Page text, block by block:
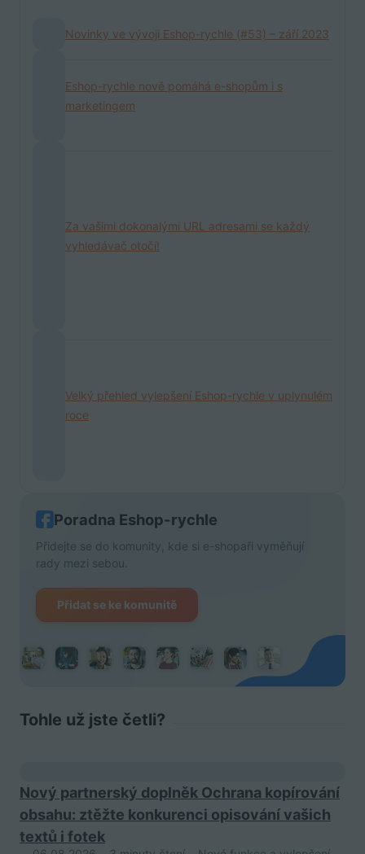
Novinky ve vývoji Eshop-rychle (#53) – září 2023
Eshop-rychle nově pomáhá e-shopům i s
marketingem
Za vašimi dokonalými URL adresami se každý
vyhledávač otočí!
Velký přehled vylepšení Eshop-rychle v uplynulém
roce
Poradna Eshop-rychle
Přidejte se do komunity, kde si e-shopaři vyměňují
rady mezi sebou.
Přidat se ke komunitě
Tohle už jste četli?
Nový partnerský doplněk Ochrana kopírování
obsahu: ztěžte konkurenci opisování vašich
textů i fotek